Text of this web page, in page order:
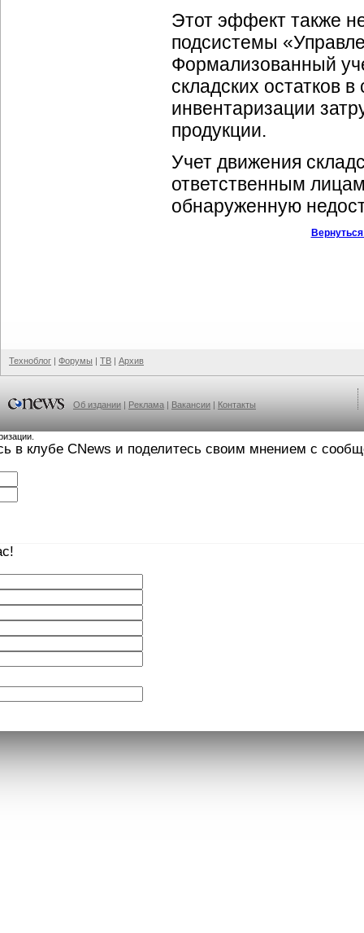
Этот эффект также
подсистемы
Формализованный
складских остатков
инвентаризации
продукции.
Учет движения
ответственным
обнаруженную
Техноблог | Форумы | ТВ | Архив
Об издании | Реклама | Вакансии | Контакты
в клубе CNews и поделитесь своим мнением с